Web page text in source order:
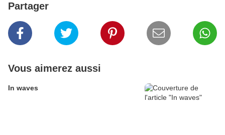
Partager
Vous aimerez aussi
In waves